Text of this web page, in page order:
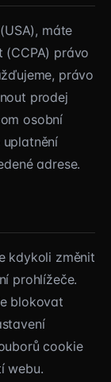
máte
(CCPA) právo
právo
prodej
osobní
uplatnění
adrese.
kdykoli změnit
prohlížeče.
blokovat
cookie
webu.